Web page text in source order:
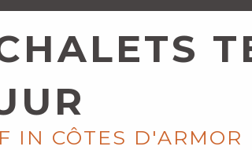
IN CÔTES D'ARMOR